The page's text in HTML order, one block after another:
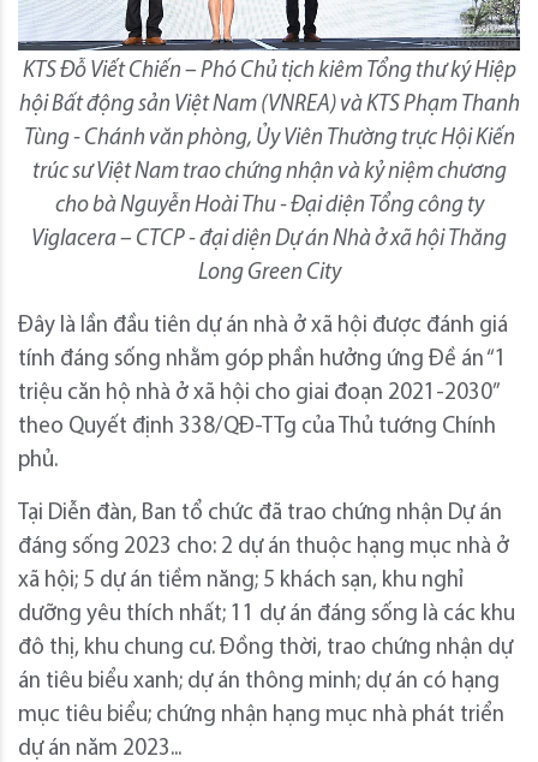
KTS Đỗ Viết Chiến – Phó Chủ tịch kiêm Tổng thư ký Hiệp
hội Bất động sản Việt Nam (VNREA) và KTS Phạm Thanh
Tùng - Chánh văn phòng, Ủy Viên Thường trực Hội Kiến
trúc sư Việt Nam trao chứng nhận và kỷ niệm chương
cho bà Nguyễn Hoài Thu - Đại diện Tổng công ty
Viglacera – CTCP - đại diện Dự án Nhà ở xã hội Thăng
Long Green City
Đây là lần đầu tiên dự án nhà ở xã hội được đánh giá
tính đáng sống nhằm góp phần hưởng ứng Đề án “1
triệu căn hộ nhà ở xã hội cho giai đoạn 2021-2030”
theo Quyết định 338/QĐ-TTg của Thủ tướng Chính
phủ.
Tại Diễn đàn, Ban tổ chức đã trao chứng nhận Dự án
đáng sống 2023 cho: 2 dự án thuộc hạng mục nhà ở
xã hội; 5 dự án tiềm năng; 5 khách sạn, khu nghỉ
dưỡng yêu thích nhất; 11 dự án đáng sống là các khu
đô thị, khu chung cư. Đồng thời, trao chứng nhận dự
án tiêu biểu xanh; dự án thông minh; dự án có hạng
mục tiêu biểu; chứng nhận hạng mục nhà phát triển
dự án năm 2023...